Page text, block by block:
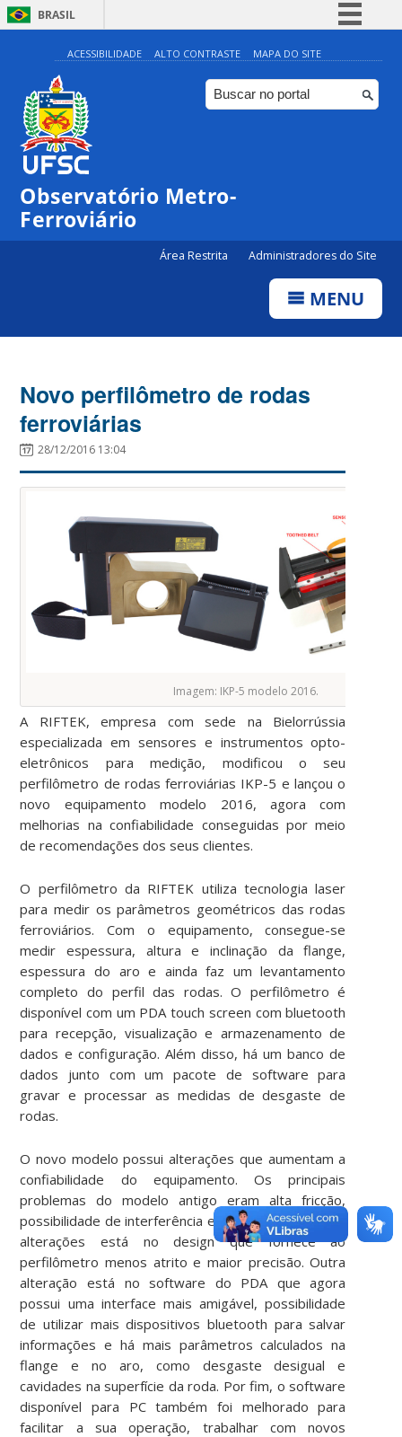
BRASIL
Simplifique!
Comunica BR
Participe
ACESSIBILIDADE ALTO CONTRASTE MAPA DO SITE
Observatório Metro-
Ferroviário
Área Restrita Administradores do Site
MENU
Novo perfilômetro de rodas
ferroviárias
28/12/2016 13:04
Imagem: IKP-5 modelo 2016.
A RIFTEK, empresa com sede na Bielorrússia
especializada em sensores e instrumentos opto-
eletrônicos para medição, modificou o seu
perfilômetro de rodas ferroviárias IKP-5 e lançou o
novo equipamento modelo 2016, agora com
melhorias na confiabilidade conseguidas por meio
de recomendações dos seus clientes.
O perfilômetro da RIFTEK utiliza tecnologia laser
para medir os parâmetros geométricos das rodas
ferroviários. Com o equipamento, consegue-se
medir espessura, altura e inclinação da flange,
espessura do aro e ainda faz um levantamento
completo do perfil das rodas. O perfilômetro é
disponível com um PDA touch screen com bluetooth
para recepção, visualização e armazenamento de
dados e configuração. Além disso, há um banco de
dados junto com um pacote de software para
gravar e processar as medidas de desgaste de
rodas.
O novo modelo possui alterações que aumentam a
confiabilidade do equipamento. Os principais
problemas do modelo antigo eram alta fricção,
possibilidade de interferência e fragilidade. Uma das
alterações está no design que fornece ao
perfilômetro menos atrito e maior precisão. Outra
alteração está no software do PDA que agora
possui uma interface mais amigável, possibilidade
de utilizar mais dispositivos bluetooth para salvar
informações e há mais parâmetros calculados na
flange e no aro, como desgaste desigual e
cavidades na superfície da roda. Por fim, o software
disponível para PC também foi melhorado para
facilitar a sua operação, trabalhar com novos